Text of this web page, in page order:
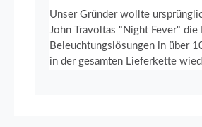
Unser Gründer wollte
John Travoltas "Night Fever"
Beleuchtungslösungen in über
in der gesamten Lieferkette